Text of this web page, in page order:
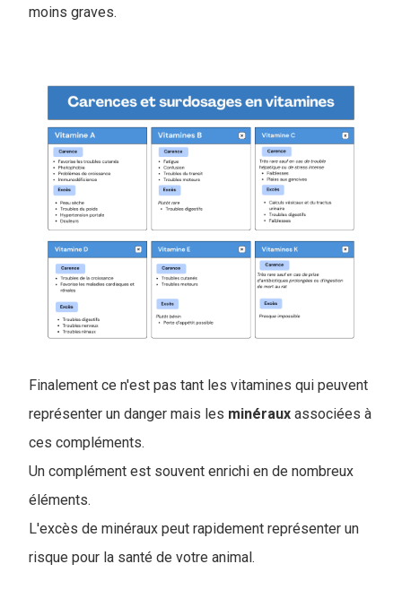
moins graves.
Finalement ce n'est pas tant les vitamines qui peuvent
représenter un danger mais les minéraux associées à
ces compléments.
Un complément est souvent enrichi en de nombreux
éléments.
L'excès de minéraux peut rapidement représenter un
risque pour la santé de votre animal.